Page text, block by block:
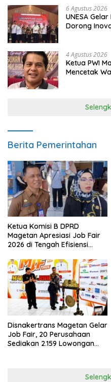
6 Agustus 2026
UNESA
Dorong
4 Agustus 2026
Ketua PWI
Mencetak
Berita Pemerintahan
Ketua Komisi B DPRD
Magetan Apresiasi Job Fair
2026 di Tengah Efisiensi
Disnakertrans Magetan Gelar
Job Fair, 20 Perusahaan
Sediakan 2.159 Lowongan